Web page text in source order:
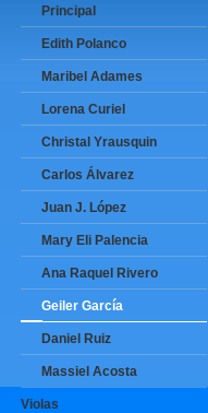
Principal
Edith Polanco
Maribel Adames
Lorena Curiel
Christal Yrausquin
Carlos Álvarez
Juan J. López
Mary Eli Palencia
Ana Raquel Rivero
Geiler García
Daniel Ruiz
Massiel Acosta
Violas